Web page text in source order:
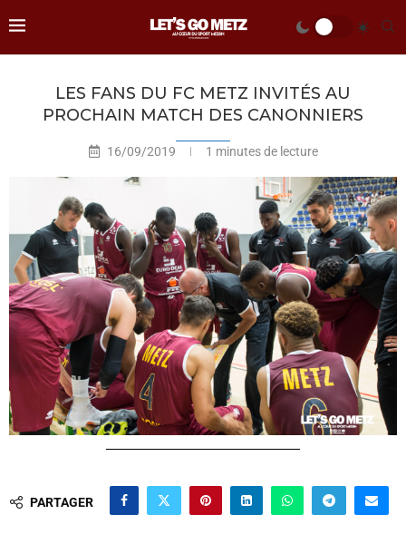
LES FANS DU FC METZ INVITÉS AU
PROCHAIN MATCH DES CANONNIERS
16/09/2019 1 minutes de lecture
PARTAGER